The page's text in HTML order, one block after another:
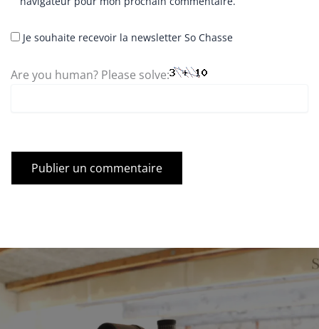
Je souhaite recevoir la newsletter So Chasse
Are you human? Please solve: